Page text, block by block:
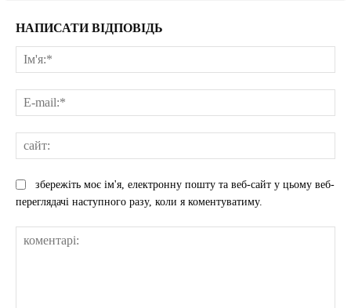
НАПИСАТИ ВІДПОВІДЬ
збережіть моє ім'я, електронну пошту та веб-сайт у цьому веб-
переглядачі наступного разу, коли я коментуватиму.